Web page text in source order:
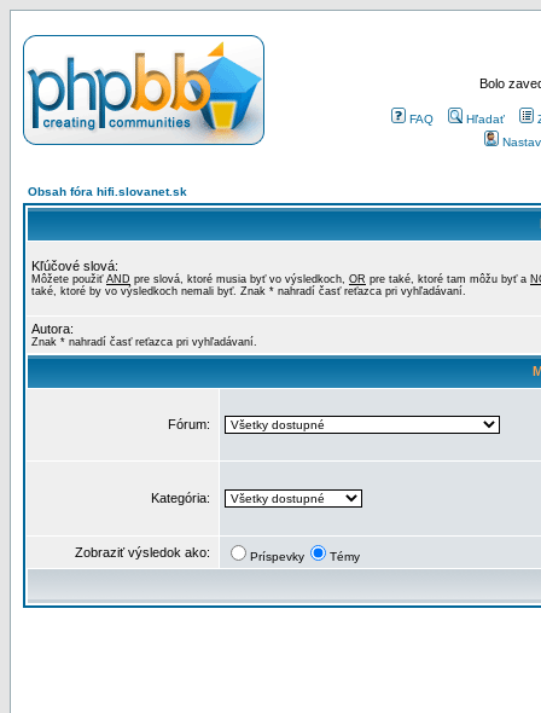
Bolo
FAQ Hľadať
Obsah fóra hifi.slovanet.sk
Kľúčové slová:
Môžete použiť AND pre slová, ktoré musia byť vo výsledkoch, OR pre také, ktoré tam môžu byť a
také, ktoré by vo výsledkoch nemali byť. Znak * nahradí časť reťazca pri vyhľadávaní.
Autora:
Znak * nahradí časť reťazca pri vyhľadávaní.
Fórum:
Kategória:
Zobraziť výsledok ako: Príspevky Témy